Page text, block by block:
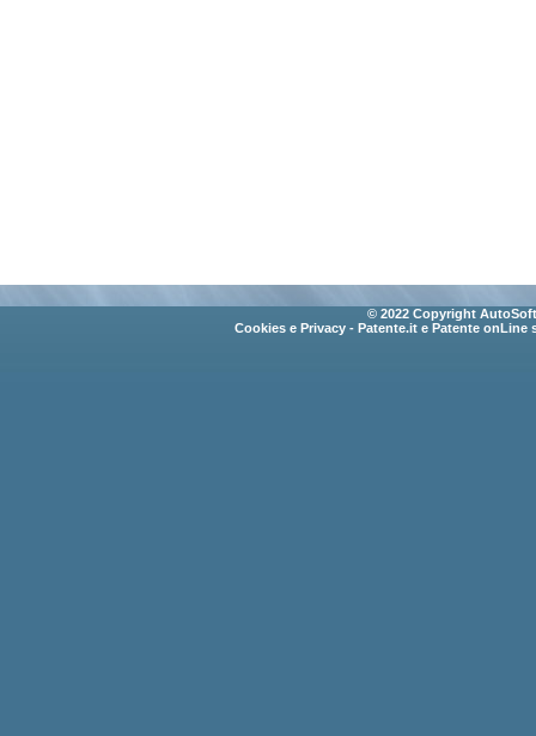
© 2022 Copyright
Cookies e Privacy - Patente.it e Patente onLine